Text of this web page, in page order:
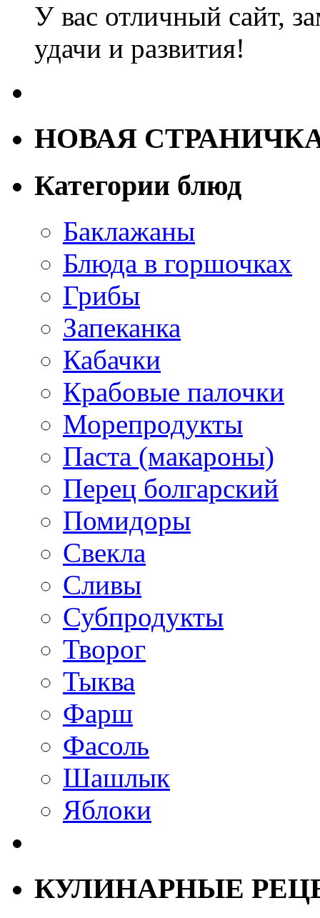
У вас отличный сайт,
удачи и развития!
НОВАЯ
Категории блюд
Баклажаны
Блюда в горшочках
Грибы
Запеканка
Кабачки
Крабовые палочки
Морепродукты
Паста (макароны)
Перец болгарский
Помидоры
Свекла
Сливы
Субпродукты
Творог
Тыква
Фарш
Фасоль
Шашлык
Яблоки
КУЛИНАРНЫЕ